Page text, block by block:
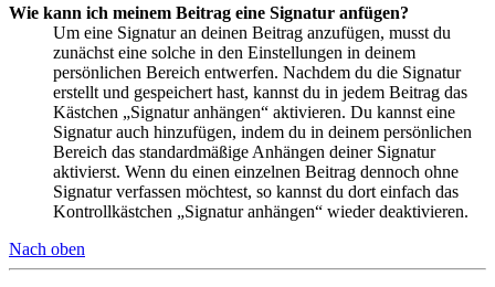
Wie kann ich meinem Beitrag eine Signatur anfügen?
Um eine Signatur an deinen Beitrag anzufügen, musst du
zunächst eine solche in den Einstellungen in deinem
persönlichen Bereich entwerfen. Nachdem du die Signatur
erstellt und gespeichert hast, kannst du in jedem Beitrag das
Kästchen „Signatur anhängen“ aktivieren. Du kannst eine
Signatur auch hinzufügen, indem du in deinem persönlichen
Bereich das standardmäßige Anhängen deiner Signatur
aktivierst. Wenn du einen einzelnen Beitrag dennoch ohne
Signatur verfassen möchtest, so kannst du dort einfach das
Kontrollkästchen „Signatur anhängen“ wieder deaktivieren.
Nach oben